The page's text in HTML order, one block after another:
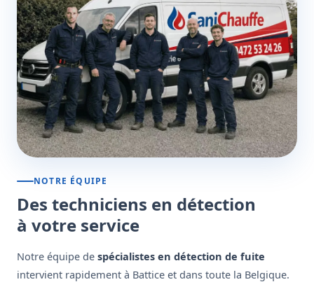
NOTRE ÉQUIPE
Des techniciens en détection
à votre service
Notre équipe de spécialistes en détection de fuite
intervient rapidement à Battice et dans toute la Belgique.